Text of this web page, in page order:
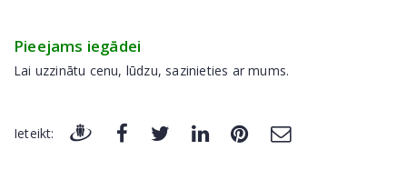
Pieejams iegādei
Lai uzzinātu cenu, lūdzu, sazinieties ar mums.
Ieteikt: